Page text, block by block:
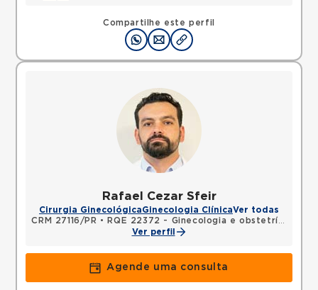
Compartilhe este perfil
Rafael Cezar Sfeir
Cirurgia GinecológicaGinecologia ClínicaVer todas
CRM 27116/PR •
RQE 22372 - Ginecologia e obstetrícia
Ver perfil
Agende uma consulta